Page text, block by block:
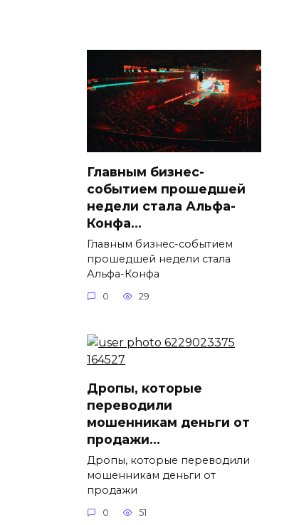
Главным бизнес-
событием прошедшей
недели стала Альфа-
Конфа…
Главным бизнес-событием
прошедшей недели стала
Альфа-Конфа
0 29
Дропы, которые
переводили
мошенникам деньги от
продажи…
Дропы, которые переводили
мошенникам деньги от
продажи
0 51